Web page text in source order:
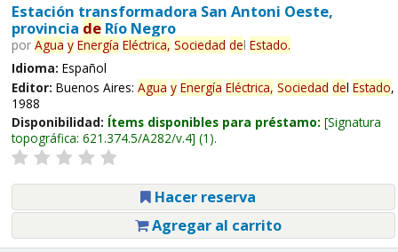
Estación transformadora San Antoni Oeste,
provincia deRío Negro
por Agua y Energía Eléctrica, Sociedad del Estado.
Idioma: Español
Editor: Buenos Aires: Agua y Energía Eléctrica, Sociedad del Estado,
1988
Disponibilidad: Ítems disponibles para préstamo: Signatura
topográfica: 621.374.5/A282/v.4 (1).
Hacer reserva
Agregar al carrito